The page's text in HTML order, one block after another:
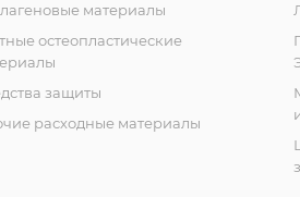
материалы
остеопластические
защиты
расходные материалы